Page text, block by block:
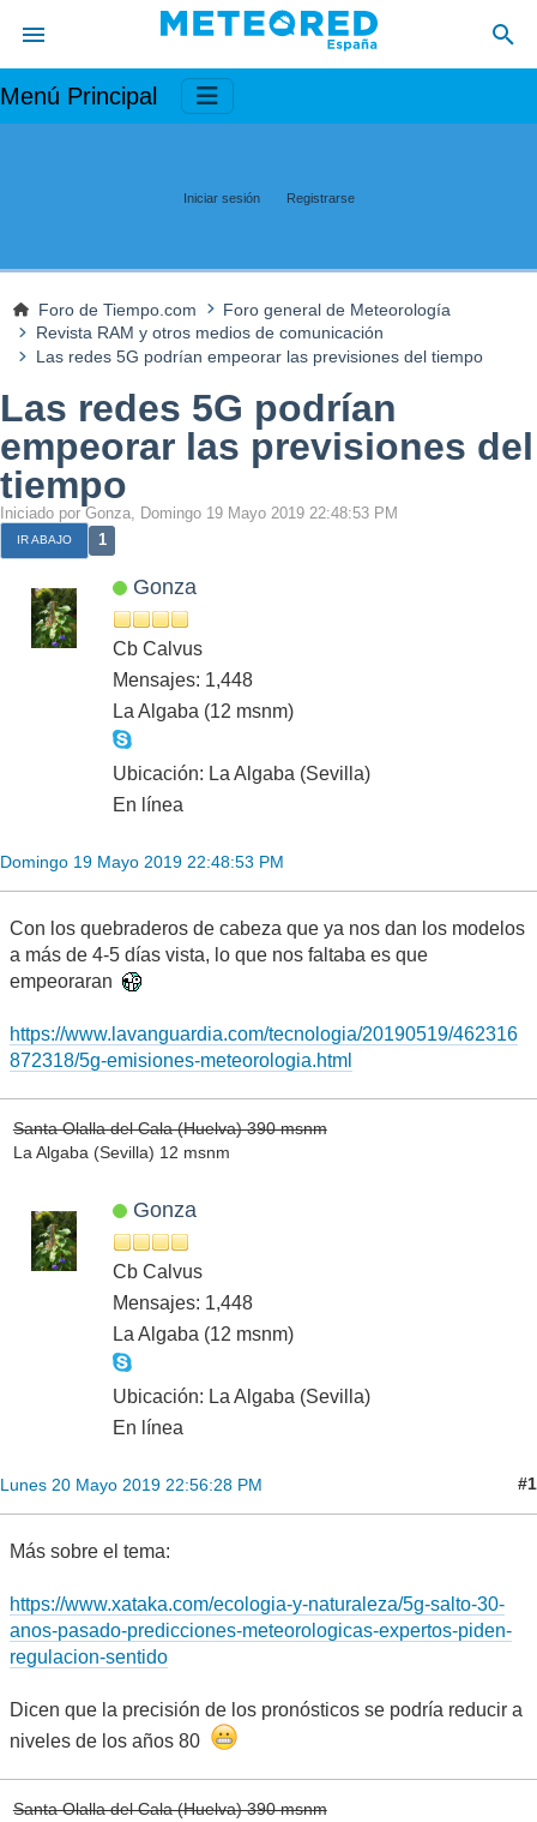
Menú Principal
Iniciar sesión Registrarse
Foro de Tiempo.com
Foro general de Meteorología
Revista RAM y otros medios de comunicación
Las redes 5G podrían empeorar las previsiones del tiempo
Las redes 5G podrían
empeorar las previsiones del
tiempo
Iniciado por Gonza, Domingo 19 Mayo 2019 22:48:53 PM
IR ABAJO 1
Gonza
Cb Calvus
Mensajes: 1,448
La Algaba (12 msnm)
Ubicación: La Algaba (Sevilla)
En línea
Domingo 19 Mayo 2019 22:48:53 PM
Con los quebraderos de cabeza que ya nos dan los modelos
a más de 4-5 días vista, lo que nos faltaba es que
empeoraran
https://www.lavanguardia.com/tecnologia/20190519/462316
872318/5g-emisiones-meteorologia.html
Santa Olalla del Cala (Huelva) 390 msnm
La Algaba (Sevilla) 12 msnm
Gonza
Cb Calvus
Mensajes: 1,448
La Algaba (12 msnm)
Ubicación: La Algaba (Sevilla)
En línea
Lunes 20 Mayo 2019 22:56:28 PM #1
Más sobre el tema:
https://www.xataka.com/ecologia-y-naturaleza/5g-salto-30-
anos-pasado-predicciones-meteorologicas-expertos-piden-
regulacion-sentido
Dicen que la precisión de los pronósticos se podría reducir a
niveles de los años 80
Santa Olalla del Cala (Huelva) 390 msnm